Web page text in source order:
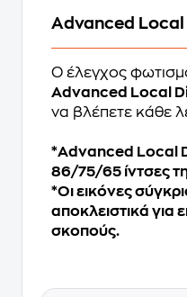
Advanced Local
Ο έλεγχος
Advanced Local
να βλέπετε κάθε
*Advanced Local
86/75/65 ίντσες
*Οι εικόνες
αποκλειστικά για
σκοπούς.